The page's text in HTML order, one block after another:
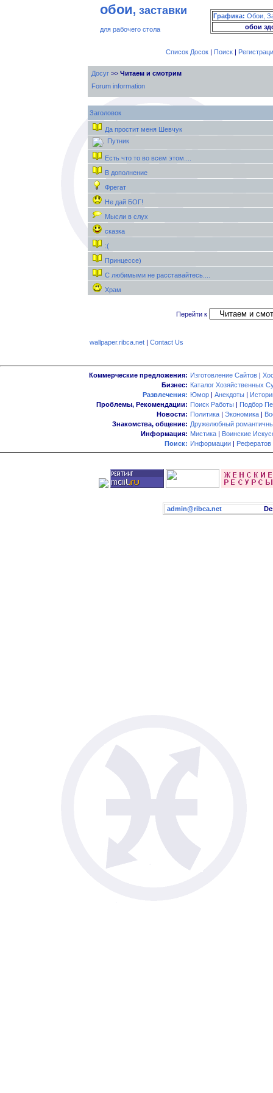
обои, заставки
для рабочего стола
Графика: Обои,
обои
Список Досок| Поиск|
Досуг>> Читаем и смотрим
Forum information
Заголовок
Да простит меня Шевчук
Путник
Есть что то во всем этом....
В дополнение
Фрегат
Не дай БОГ!
Мысли в слух
сказка
:(
Принцессе)
С любимыми не расставайтесь....
Храм
Перейти к
wallpaper.ribca.net| Contact Us
Коммерческие предложения: Изготовление Сайтов |
Бизнес: Каталог Хозяйственных
Развлечения: Юмор | Анекдоты |
Проблемы, Рекомендации: Поиск Работы | Подбор
Новости: Политика | Экономика |
Знакомства, общение: Дружелюбный
Информация: Мистика | Воинские
Поиск: Информации | Рефератов
admin@ribca.net